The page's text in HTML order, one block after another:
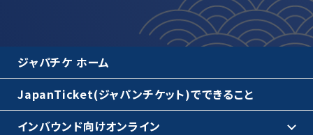
ジャパチケ ホーム
JapanTicket(ジャパンチケット)でできること
インバウンド向けオンライン